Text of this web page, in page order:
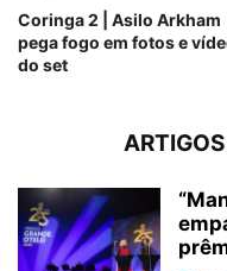
Coringa 2 | Asilo Arkham
pega fogo em fotos e
do set